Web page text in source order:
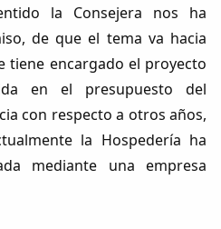
la Consejera nos ha
de que el tema va hacia
tiene encargado el proyecto
en el presupuesto del
con respecto a otros años,
la Hospedería ha
mediante una empresa
en Facebook
en Twitter